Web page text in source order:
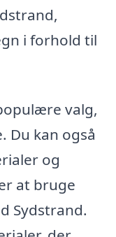
i forhold til
valg,
Du kan også
og
at bruge
Sydstrand.